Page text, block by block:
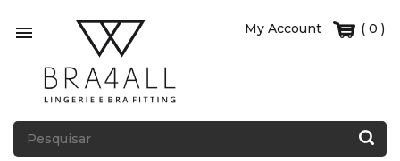
 ( 0 )
My Account